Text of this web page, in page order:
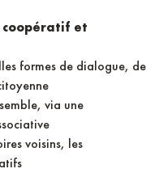
et
formes de dialogue, de
via une
voisins, les